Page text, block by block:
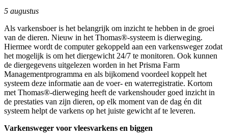
5 augustus
Als varkensboer is het belangrijk om inzicht te hebben in de groei
van de dieren. Nieuw in het Thomas®-systeem is dierweging.
Hiermee wordt de computer gekoppeld aan een varkensweger zodat
het mogelijk is om het diergewicht 24/7 te monitoren. Ook kunnen
de diergegevens uitgelezen worden in het Prisma Farm
Managementprogramma en als bijkomend voordeel koppelt het
systeem deze informatie aan de voer- en waterregistratie. Kortom
met Thomas®-dierweging heeft de varkenshouder goed inzicht in
de prestaties van zijn dieren, op elk moment van de dag én dit
systeem helpt de varkens op het juiste gewicht af te leveren.
Varkensweger voor vleesvarkens en biggen